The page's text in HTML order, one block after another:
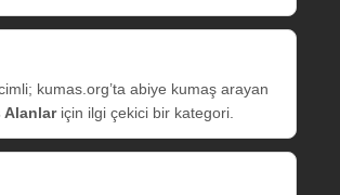
kumas.org’ta abiye kumaş arayan
Alanlariçin ilgi çekici bir kategori.